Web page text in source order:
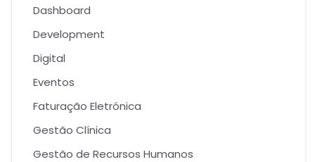
Dashboard
Development
Digital
Eventos
Faturação Eletrónica
Gestão Clínica
Gestão de Recursos Humanos